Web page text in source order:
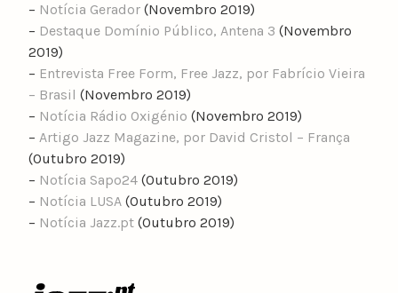
– Notícia Gerador (Novembro 2019)
– Destaque Domínio Público, Antena 3 (Novembro
2019)
– Entrevista Free Form, Free Jazz, por Fabrício Vieira
– Brasil (Novembro 2019)
– Notícia Rádio Oxigénio (Novembro 2019)
– Artigo Jazz Magazine, por David Cristol – França
(Outubro 2019)
– Notícia Sapo24 (Outubro 2019)
– Notícia LUSA (Outubro 2019)
– Notícia Jazz.pt (Outubro 2019)